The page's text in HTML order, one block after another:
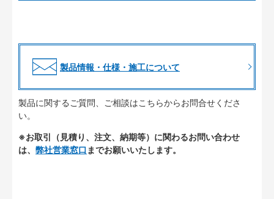
製品情報・仕様・施工について
製品に関するご質問、ご相談はこちらからお問合せくださ
い。
※お取引（見積り、注文、納期等）に関わるお問い合わせ
は、 弊社営業窓口 までお願いいたします。